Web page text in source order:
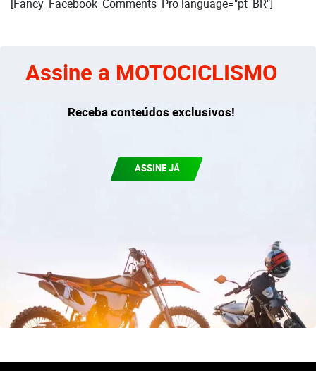
[Fancy_Facebook_Comments_Pro language="pt_BR"]
Assine a MOTOCICLISMO
Receba conteúdos exclusivos!
ASSINE JÁ